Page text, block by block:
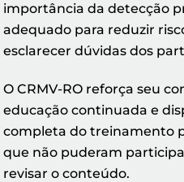
importância da detecção
adequado para reduzir
esclarecer dúvidas dos
O CRMV-RO reforça seu
educação continuada e
completa do treinamento
que não puderam
revisar o conteúdo.